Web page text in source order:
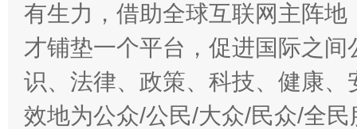
有生力，借助全球互联网主阵
才铺垫一个平台，促进国际之
识、法律、政策、科技、健康
效地为公众/公民/大众/民众/全